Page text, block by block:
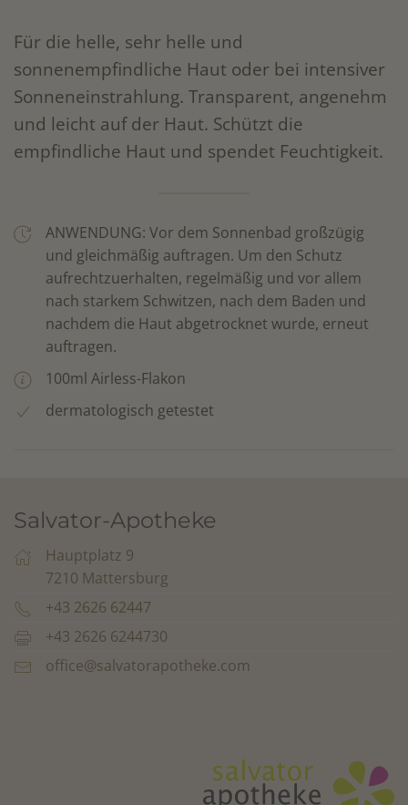
Für die helle, sehr helle und
sonnenempfindliche Haut oder bei intensiver
Sonneneinstrahlung. Transparent, angenehm
und leicht auf der Haut. Schützt die
empfindliche Haut und spendet Feuchtigkeit.
ANWENDUNG: Vor dem Sonnenbad großzügig
und gleichmäßig auftragen. Um den Schutz
aufrechtzuerhalten, regelmäßig und vor allem
nach starkem Schwitzen, nach dem Baden und
nachdem die Haut abgetrocknet wurde, erneut
auftragen.
100ml Airless-Flakon
dermatologisch getestet
Salvator-Apotheke
Hauptplatz 9
7210 Mattersburg
+43 2626 62447
+43 2626 6244730
office@salvatorapotheke.com